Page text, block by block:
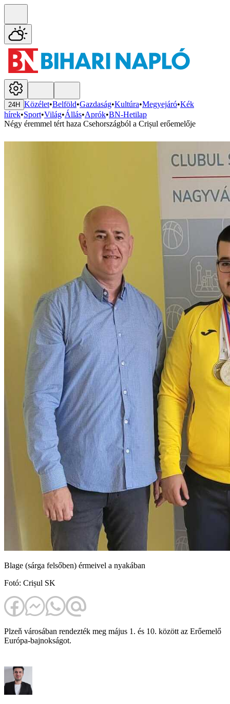
24H Közélet•Belföld•Gazdaság•Kultúra•Megyejáró•Kék
hírek•Sport•Világ•Állás•Aprók•BN-Hetilap
Négy éremmel tért haza Csehországból a Crișul erőemelője
Blage (sárga felsőben) érmeivel a nyakában
Fotó: Crișul SK
Plzeň városában rendezték meg május 1. és 10. között az Erőemelő
Európa-bajnokságot.